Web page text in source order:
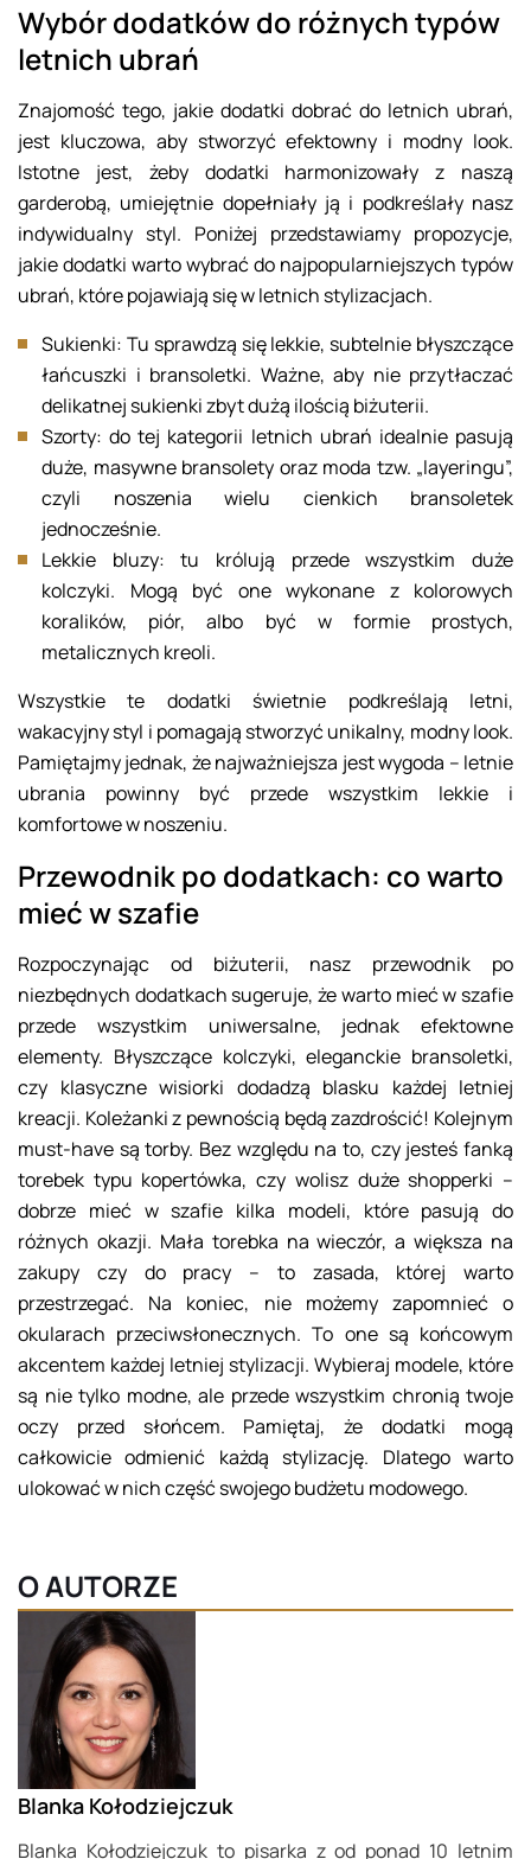
Wybór dodatków do różnych typów
letnich ubrań
Znajomość tego, jakie dodatki dobrać do letnich ubrań,
jest kluczowa, aby stworzyć efektowny i modny look.
Istotne jest, żeby dodatki harmonizowały z naszą
garderobą, umiejętnie dopełniały ją i podkreślały nasz
indywidualny styl. Poniżej przedstawiamy propozycje,
jakie dodatki warto wybrać do najpopularniejszych typów
ubrań, które pojawiają się w letnich stylizacjach.
Sukienki: Tu sprawdzą się lekkie, subtelnie błyszczące
łańcuszki i bransoletki. Ważne, aby nie przytłaczać
delikatnej sukienki zbyt dużą ilością biżuterii.
Szorty: do tej kategorii letnich ubrań idealnie pasują
duże, masywne bransolety oraz moda tzw. „layeringu”,
czyli noszenia wielu cienkich bransoletek
jednocześnie.
Lekkie bluzy: tu królują przede wszystkim duże
kolczyki. Mogą być one wykonane z kolorowych
koralików, piór, albo być w formie prostych,
metalicznych kreoli.
Wszystkie te dodatki świetnie podkreślają letni,
wakacyjny styl i pomagają stworzyć unikalny, modny look.
Pamiętajmy jednak, że najważniejsza jest wygoda – letnie
ubrania powinny być przede wszystkim lekkie i
komfortowe w noszeniu.
Przewodnik po dodatkach: co warto
mieć w szafie
Rozpoczynając od biżuterii, nasz przewodnik po
niezbędnych dodatkach sugeruje, że warto mieć w szafie
przede wszystkim uniwersalne, jednak efektowne
elementy. Błyszczące kolczyki, eleganckie bransoletki,
czy klasyczne wisiorki dodadzą blasku każdej letniej
kreacji. Koleżanki z pewnością będą zazdrościć! Kolejnym
must-have są torby. Bez względu na to, czy jesteś fanką
torebek typu kopertówka, czy wolisz duże shopperki –
dobrze mieć w szafie kilka modeli, które pasują do
różnych okazji. Mała torebka na wieczór, a większa na
zakupy czy do pracy – to zasada, której warto
przestrzegać. Na koniec, nie możemy zapomnieć o
okularach przeciwsłonecznych. To one są końcowym
akcentem każdej letniej stylizacji. Wybieraj modele, które
są nie tylko modne, ale przede wszystkim chronią twoje
oczy przed słońcem. Pamiętaj, że dodatki mogą
całkowicie odmienić każdą stylizację. Dlatego warto
ulokować w nich część swojego budżetu modowego.
O AUTORZE
Blanka Kołodziejczuk
Blanka Kołodziejczuk to pisarka z od ponad 10 letnim